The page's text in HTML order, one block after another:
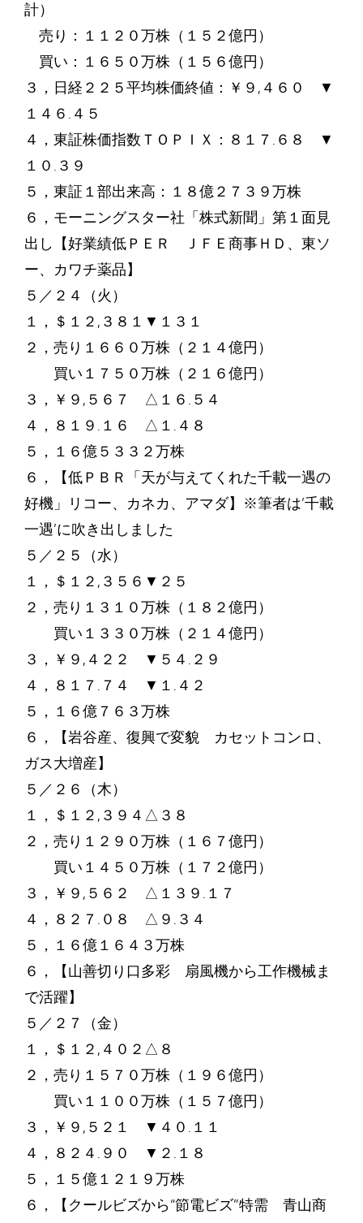
計）
売り：１１２０万株（１５２億円）
買い：１６５０万株（１５６億円）
３，日経２２５平均株価終値：￥９,４６０ ▼
１４６.４５
４，東証株価指数ＴＯＰＩＸ：８１７.６８ ▼
１０.３９
５，東証１部出来高：１８億２７３９万株
６，モーニングスター社「株式新聞」第１面見
出し【好業績低ＰＥＲ ＪＦＥ商事ＨＤ、東ソ
ー、カワチ薬品】
５／２４（火）
１，＄１２,３８１▼１３１
２，売り１６６０万株（２１４億円）
買い１７５０万株（２１６億円）
３，￥９,５６７ △１６.５４
４，８１９.１６ △１.４８
５，１６億５３３２万株
６，【低ＰＢＲ「天が与えてくれた千載一遇の
好機」リコー、カネカ、アマダ】※筆者は’千載
一遇’に吹き出しました
５／２５（水）
１，＄１２,３５６▼２５
２，売り１３１０万株（１８２億円）
買い１３３０万株（２１４億円）
３，￥９,４２２ ▼５４.２９
４，８１７.７４ ▼１.４２
５，１６億７６３万株
６，【岩谷産、復興で変貌 カセットコンロ、
ガス大増産】
５／２６（木）
１，＄１２,３９４△３８
２，売り１２９０万株（１６７億円）
買い１４５０万株（１７２億円）
３，￥９,５６２ △１３９.１７
４，８２７.０８ △９.３４
５，１６億１６４３万株
６，【山善切り口多彩 扇風機から工作機械ま
で活躍】
５／２７（金）
１，＄１２,４０２△８
２，売り１５７０万株（１９６億円）
買い１１００万株（１５７億円）
３，￥９,５２１ ▼４０.１１
４，８２４.９０ ▼２.１８
５，１５億１２１９万株
６，【クールビズから“節電ビズ”特需 青山商